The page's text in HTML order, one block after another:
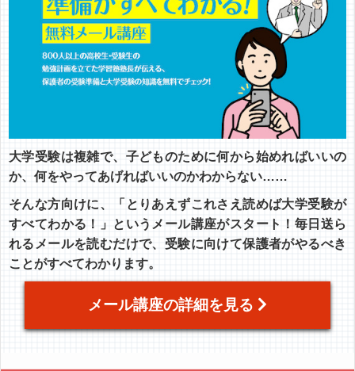
大学受験は複雑で、子どものために何から始めればいいの
か、何をやってあげればいいのかわからない……
そんな方向けに、「とりあえずこれさえ読めば大学受験が
すべてわかる！」というメール講座がスタート！毎日送ら
れるメールを読むだけで、受験に向けて保護者がやるべき
ことがすべてわかります。
メール講座の詳細を見る